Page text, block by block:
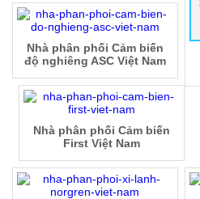
Nhà phân phối Cảm biến
độ nghiêng ASC Việt Nam
Nhà phân phối Cảm biến
First Việt Nam